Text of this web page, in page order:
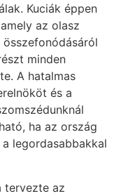
Kuciák éppen
az olasz
minden
A hatalmas
és a
ha az ország
legordasabbakkal
tervezte az